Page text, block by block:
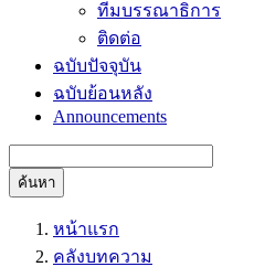
ทีมบรรณาธิการ
ติดต่อ
ฉบับปัจจุบัน
ฉบับย้อนหลัง
Announcements
ค้นหา
หน้าแรก
คลังบทความ